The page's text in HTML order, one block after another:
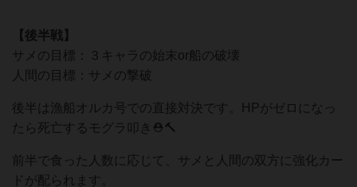
【後半戦】
サメの目標：３キャラの始末or船の破壊
人間の目標：サメの撃破
後半は漁船オルカ号での直接対決です。HPがゼロになっ
たら死亡するモグラ叩き⛑️🔨
前半で食った人数に応じて、サメと人間の双方に強化カー
ドが配られます。